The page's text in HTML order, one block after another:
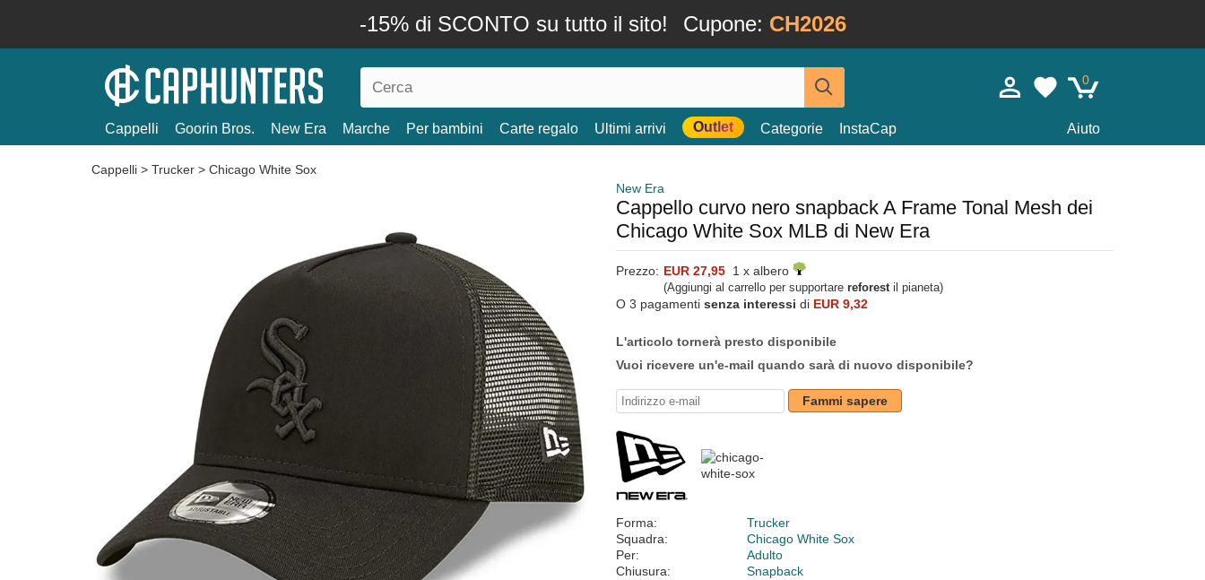
-15% di SCONTO su tutto il sito! Cupone: CH2026
0
Cappelli Goorin Bros. New Era Marche Per bambini Carte regalo Ultimi arrivi Outlet Categorie InstaCap Aiuto
Cappelli > Trucker > Chicago White Sox
New Era
Cappello curvo nero snapback A Frame Tonal Mesh dei
Chicago White Sox MLB di New Era
Prezzo: EUR 27,95 1 x albero
(Aggiungi al carrello per supportare reforestil pianeta)
O 3 pagamenti senza interessi di EUR 9,32
L'articolo tornerà presto disponibile
Vuoi ricevere un'e-mail quando sarà di nuovo disponibile?
Fammi sapere
Forma:
Trucker
Squadra:
Chicago White Sox
Per:
Adulto
Chiusura:
Snapback